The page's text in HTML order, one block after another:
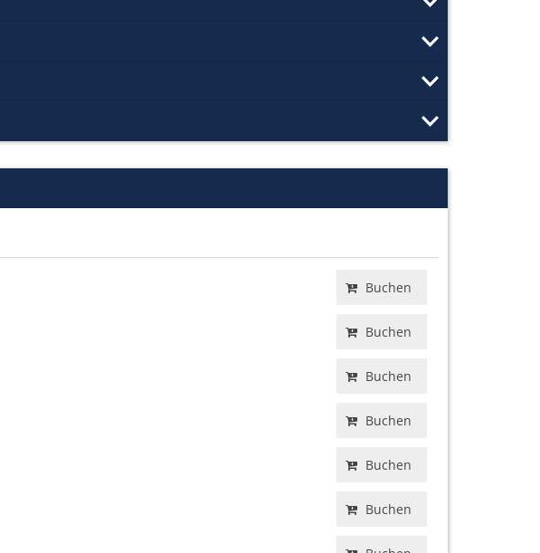
Buchen
Buchen
Buchen
Buchen
Buchen
Buchen